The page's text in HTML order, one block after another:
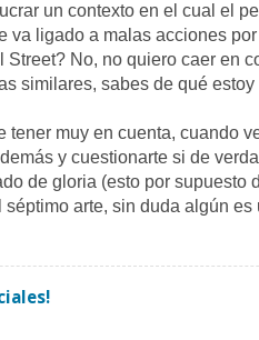
un contexto en el cual el
va ligado a malas acciones
No, no quiero caer en
similares, sabes de qué estoy
tener muy en cuenta, cuando
y cuestionarte si de
de gloria (esto por supuesto
arte, sin duda algún es